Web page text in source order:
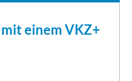
einem VKZ+